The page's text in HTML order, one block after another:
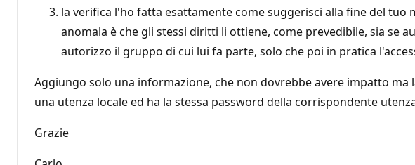
la verifica l'ho fatta esattamente come suggerisci alla fine del
anomala è che gli stessi diritti li ottiene, come prevedibile, sia se
autorizzo il gruppo di cui lui fa parte, solo che poi in pratica
Aggiungo solo una informazione, che non dovrebbe avere impatto
una utenza locale ed ha la stessa password della corrispondente
Grazie